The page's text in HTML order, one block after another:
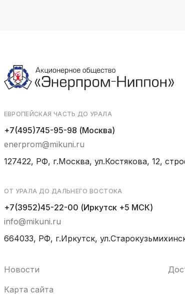
ЕВРОПЕЙСКАЯ ЧАСТЬ ДО УРАЛА
+7(495)745-95-98 (Москва)
enerprom@mikuni.ru
127422, РФ, г.Москва, ул.Костякова, 12,
ОТ УРАЛА ДО ДАЛЬНЕГО ВОСТОКА
+7(3952)45-22-00 (Иркутск +5 МСК)
info@mikuni.ru
664033, РФ, г.Иркутск,
Новости
Карта сайта